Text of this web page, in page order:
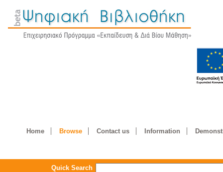
Home Browse Contact us Information
Quick Search